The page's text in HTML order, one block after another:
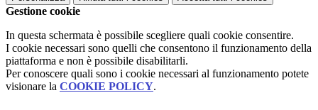
Gestione cookie
In questa schermata è possibile scegliere quali cookie consentire.
I cookie necessari sono quelli che consentono il funzionamento della
piattaforma e non è possibile disabilitarli.
Per conoscere quali sono i cookie necessari al funzionamento potete
visionare la COOKIE POLICY.